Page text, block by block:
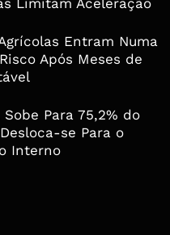
Limitam Aceleração
Entram Numa
Após Meses de
Para 75,2% do
se Para o
Interno